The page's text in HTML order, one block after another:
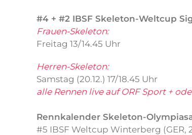
#4 + #2 IBSF Skeleton-Weltcup
Frauen-Skeleton:
Freitag 13/14.45 Uhr
Herren-Skeleton:
Samstag (20.12.) 17/18.45 Uhr
alle Rennen live auf ORF Sport +
Rennkalender Skeleton-
#5 IBSF Weltcup Winterberg (GER,